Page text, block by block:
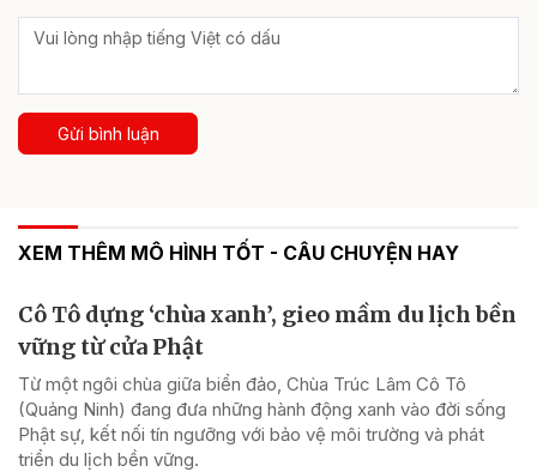
Gửi bình luận
XEM THÊM MÔ HÌNH TỐT - CÂU CHUYỆN HAY
Cô Tô dựng ‘chùa xanh’, gieo mầm du lịch bền
vững từ cửa Phật
Từ một ngôi chùa giữa biển đảo, Chùa Trúc Lâm Cô Tô
(Quảng Ninh) đang đưa những hành động xanh vào đời sống
Phật sự, kết nối tín ngưỡng với bảo vệ môi trường và phát
triển du lịch bền vững.